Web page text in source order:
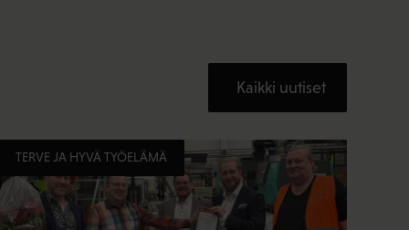
Kaikki uutiset
TERVE JA HYVÄ TYÖELÄMÄ